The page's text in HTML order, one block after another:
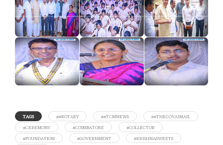
TAGS ##ROTARY ##TCMNEWS
##THECOVAIMAIL
#CEREMONY
#COIMBATORE
#COLLECTOR
#FOUNDATION
#GOVERNMENT
#KRISHNASWEETS